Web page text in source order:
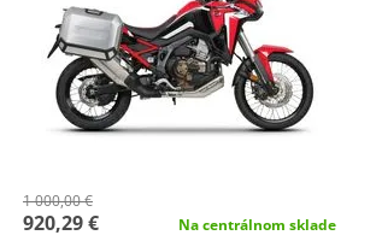
1 000,00 €
920,29 € Na centrálnom sklade